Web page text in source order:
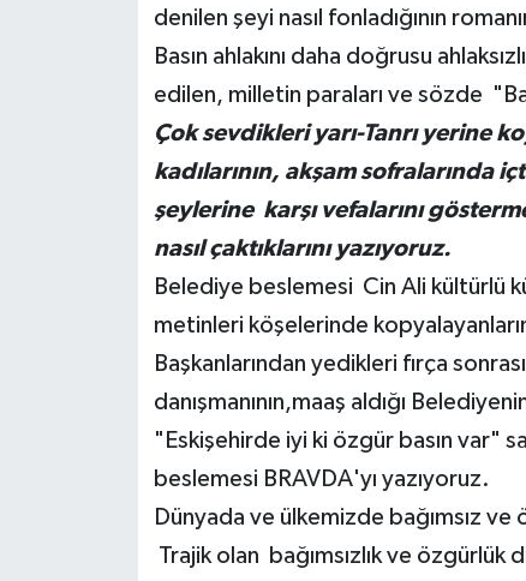
denilen şeyi nasıl fonladığının
Basın ahlakını daha doğrusu
edilen, milletin paraları ve sözde
Çok sevdikleri yarı-Tanrı yerine
kadılarının, akşam sofralarında
şeylerine karşı vefalarını
nasıl çaktıklarını yazıyoruz.
Belediye beslemesi Cin Ali kültürlü
metinleri köşelerinde
Başkanlarından yedikleri fırça
danışmanının,maaş aldığı
"Eskişehirde iyi ki özgür basın var"
beslemesi BRAVDA'yı yazıyoruz.
Dünyada ve ülkemizde bağımsız ve
Trajik olan bağımsızlık ve